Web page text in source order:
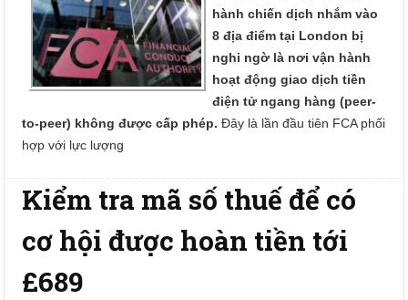
hành chiến dịch nhắm vào
8 địa điểm tại London bị
nghi ngờ là nơi vận hành
hoạt động giao dịch tiền
điện tử ngang hàng (peer-
to-peer) không được cấp phép. Đây là lần đầu tiên FCA phối
hợp với lực lượng
Kiểm tra mã số thuế để có
cơ hội được hoàn tiền tới
£689